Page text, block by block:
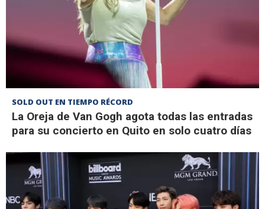
SOLD OUT EN TIEMPO RÉCORD
La Oreja de Van Gogh agota todas las entradas
para su concierto en Quito en solo cuatro días